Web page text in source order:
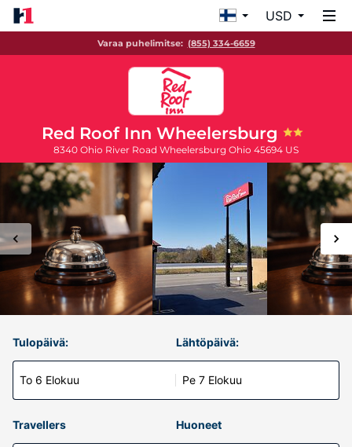
USD
Varaa puhelimitse: (855) 334-6659
Red Roof Inn Wheelersburg
8340 Ohio River Road Wheelersburg Ohio 45694 US
Tulopäivä:
To 6 Elokuu
Lähtöpäivä:
Pe 7 Elokuu
Travellers Huoneet